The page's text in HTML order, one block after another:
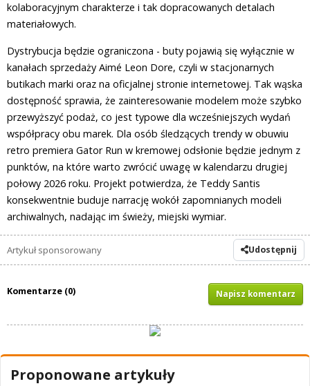
kolaboracyjnym charakterze i tak dopracowanych detalach
materiałowych.
Dystrybucja będzie ograniczona - buty pojawią się wyłącznie w
kanałach sprzedaży Aimé Leon Dore, czyli w stacjonarnych
butikach marki oraz na oficjalnej stronie internetowej. Tak wąska
dostępność sprawia, że zainteresowanie modelem może szybko
przewyższyć podaż, co jest typowe dla wcześniejszych wydań
współpracy obu marek. Dla osób śledzących trendy w obuwiu
retro premiera Gator Run w kremowej odsłonie będzie jednym z
punktów, na które warto zwrócić uwagę w kalendarzu drugiej
połowy 2026 roku. Projekt potwierdza, że Teddy Santis
konsekwentnie buduje narrację wokół zapomnianych modeli
archiwalnych, nadając im świeży, miejski wymiar.
Artykuł sponsorowany Udostępnij
Komentarze (0) Napisz komentarz
Proponowane artykuły